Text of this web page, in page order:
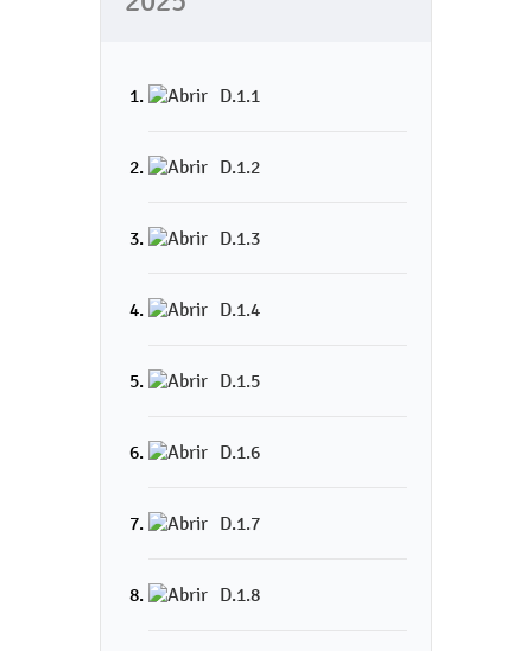
D.1.1
D.1.2
D.1.3
D.1.4
D.1.5
D.1.6
D.1.7
D.1.8